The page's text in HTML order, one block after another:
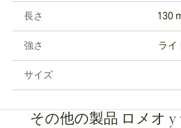
長さ 130
強さ ライ
サイズ
その他の製品 ロメオ y